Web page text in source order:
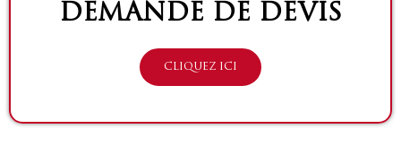
DEMANDE DE DEVIS
CLIQUEZ ICI